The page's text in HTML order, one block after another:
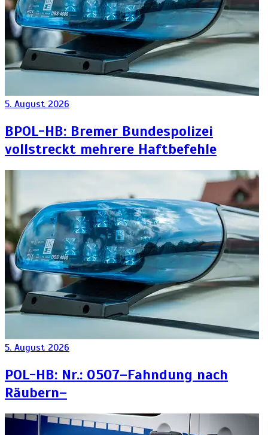
5. August 2026
BPOL-HB: Bremer Bundespolizei
vollstreckt mehrere Haftbefehle
5. August 2026
POL-HB: Nr.: 0507–Fahndung nach
Räubern–